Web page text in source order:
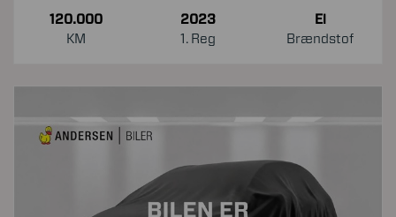
120.000
KM
2023
1. Reg
El
Brændstof